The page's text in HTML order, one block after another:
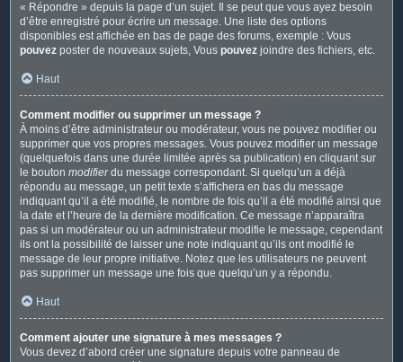
« Répondre » depuis la page d’un sujet. Il se peut que vous ayez besoin
d’être enregistré pour écrire un message. Une liste des options
disponibles est affichée en bas de page des forums, exemple : Vous
pouvez poster de nouveaux sujets, Vous pouvez joindre des fichiers, etc.
Haut
Comment modifier ou supprimer un message ?
À moins d’être administrateur ou modérateur, vous ne pouvez modifier ou
supprimer que vos propres messages. Vous pouvez modifier un message
(quelquefois dans une durée limitée après sa publication) en cliquant sur
le bouton modifierdu message correspondant. Si quelqu’un a déjà
répondu au message, un petit texte s’affichera en bas du message
indiquant qu’il a été modifié, le nombre de fois qu’il a été modifié ainsi que
la date et l’heure de la dernière modification. Ce message n’apparaîtra
pas si un modérateur ou un administrateur modifie le message, cependant
ils ont la possibilité de laisser une note indiquant qu’ils ont modifié le
message de leur propre initiative. Notez que les utilisateurs ne peuvent
pas supprimer un message une fois que quelqu’un y a répondu.
Haut
Comment ajouter une signature à mes messages ?
Vous devez d’abord créer une signature depuis votre panneau de